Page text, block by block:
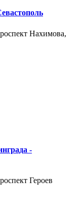
Нахимова,
-
Героев